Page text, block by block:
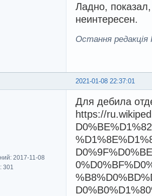
Ладно,
неинтересен.
Остання редакція
2021-01-08 22:37:01
2017-11-08
301
Для дебила
https://